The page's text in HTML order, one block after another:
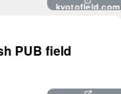
kyotofield.com
PUB field